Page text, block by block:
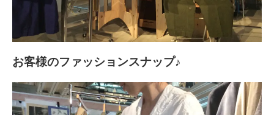
お客様のファッションスナップ♪